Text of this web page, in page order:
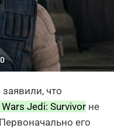
0
что
Jedi: Survivor не
его